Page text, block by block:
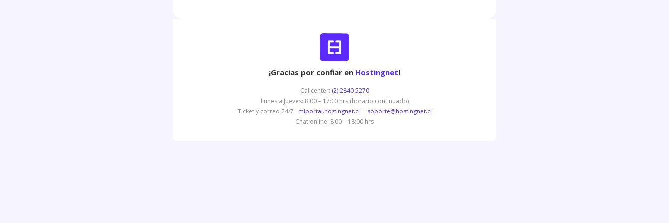
¡Gracias por confiar en Hostingnet!
Callcenter: (2) 2840 5270
Lunes a Jueves: 8:00 – 17:00 hrs (horario continuado)
Ticket y correo 24/7 · miportal.hostingnet.cl · soporte@hostingnet.cl
Chat online: 8:00 – 18:00 hrs